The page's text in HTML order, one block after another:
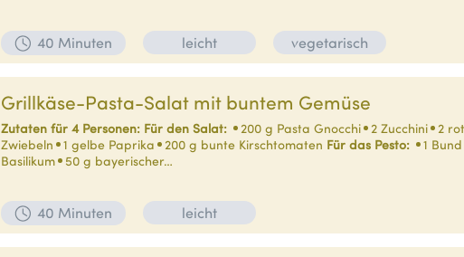
40 Minuten leicht vegetarisch
Grillkäse-Pasta-Salat mit buntem Gemüse
Zutaten für 4 Personen: Für den Salat: 200 g Pasta Gnocchi 2 Zucchini
2
Zwiebeln
1 gelbe Paprika 200 g bunte Kirschtomaten Für das Pesto:
1 Bund
Basilikum
50 g bayerischer…
40 Minuten leicht